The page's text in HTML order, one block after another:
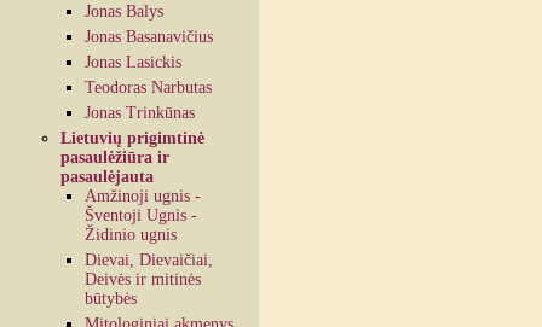
Jonas Balys
Jonas Basanavičius
Jonas Lasickis
Teodoras Narbutas
Jonas Trinkūnas
Lietuvių prigimtinė
pasaulėžiūra ir
pasaulėjauta
Amžinoji ugnis -
Šventoji Ugnis -
Židinio ugnis
Dievai, Dievaičiai,
Deivės ir mitinės
būtybės